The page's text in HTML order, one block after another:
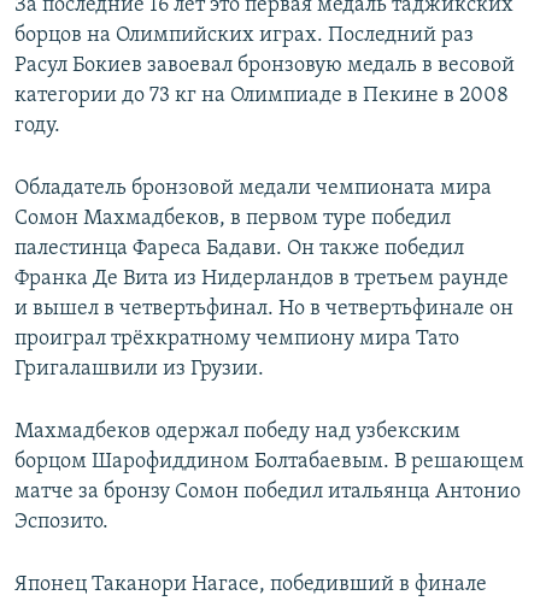
За последние 16 лет это первая медаль таджикских
борцов на Олимпийских играх. Последний раз
Расул Бокиев завоевал бронзовую медаль в весовой
категории до 73 кг на Олимпиаде в Пекине в 2008
году.
Обладатель бронзовой медали чемпионата мира
Сомон Махмадбеков, в первом туре победил
палестинца Фареса Бадави. Он также победил
Франка Де Вита из Нидерландов в третьем раунде
и вышел в четвертьфинал. Но в четвертьфинале он
проиграл трёхкратному чемпиону мира Тато
Григалашвили из Грузии.
Махмадбеков одержал победу над узбекским
борцом Шарофиддином Болтабаевым. В решающем
матче за бронзу Сомон победил итальянца Антонио
Эспозито.
Японец Таканори Нагасе, победивший в финале